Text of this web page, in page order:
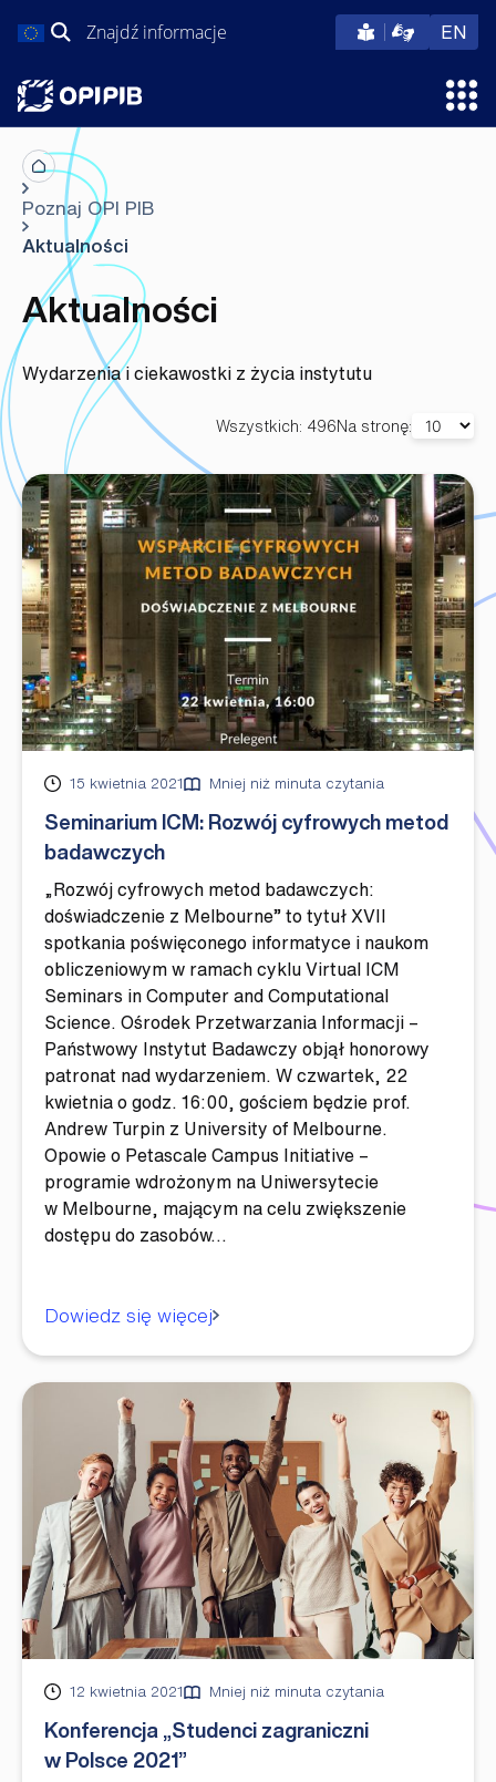
do
Szukaj: EN
Poznaj OPI PIB
Aktualności
Aktualności
Wydarzenia i ciekawostki z życia instytutu
Wszystkich: 496Na stronę:
Seminarium ICM: Rozwój cyfrowych metod
badawczych
Opublikowano
15 kwietnia 2021 Mniej niż minuta czytania
„Rozwój cyfrowych metod badawczych:
doświadczenie z Melbourne” to tytuł XVII
spotkania poświęconego informatyce i naukom
obliczeniowym w ramach cyklu Virtual ICM
Seminars in Computer and Computational
Science. Ośrodek Przetwarzania Informacji –
Państwowy Instytut Badawczy objął honorowy
patronat nad wydarzeniem. W czwartek, 22
kwietnia o godz. 16:00, gościem będzie prof.
Andrew Turpin z University of Melbourne.
Opowie o Petascale Campus Initiative –
programie wdrożonym na Uniwersytecie
w Melbourne, mającym na celu zwiększenie
dostępu do zasobów…
Dowiedz się więcej
Konferencja „Studenci zagraniczni
w Polsce 2021”
Opublikowano
12 kwietnia 2021 Mniej niż minuta czytania